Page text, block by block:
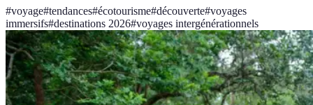
#voyage#tendances#écotourisme#découverte#voyages
immersifs#destinations 2026#voyages intergénérationnels